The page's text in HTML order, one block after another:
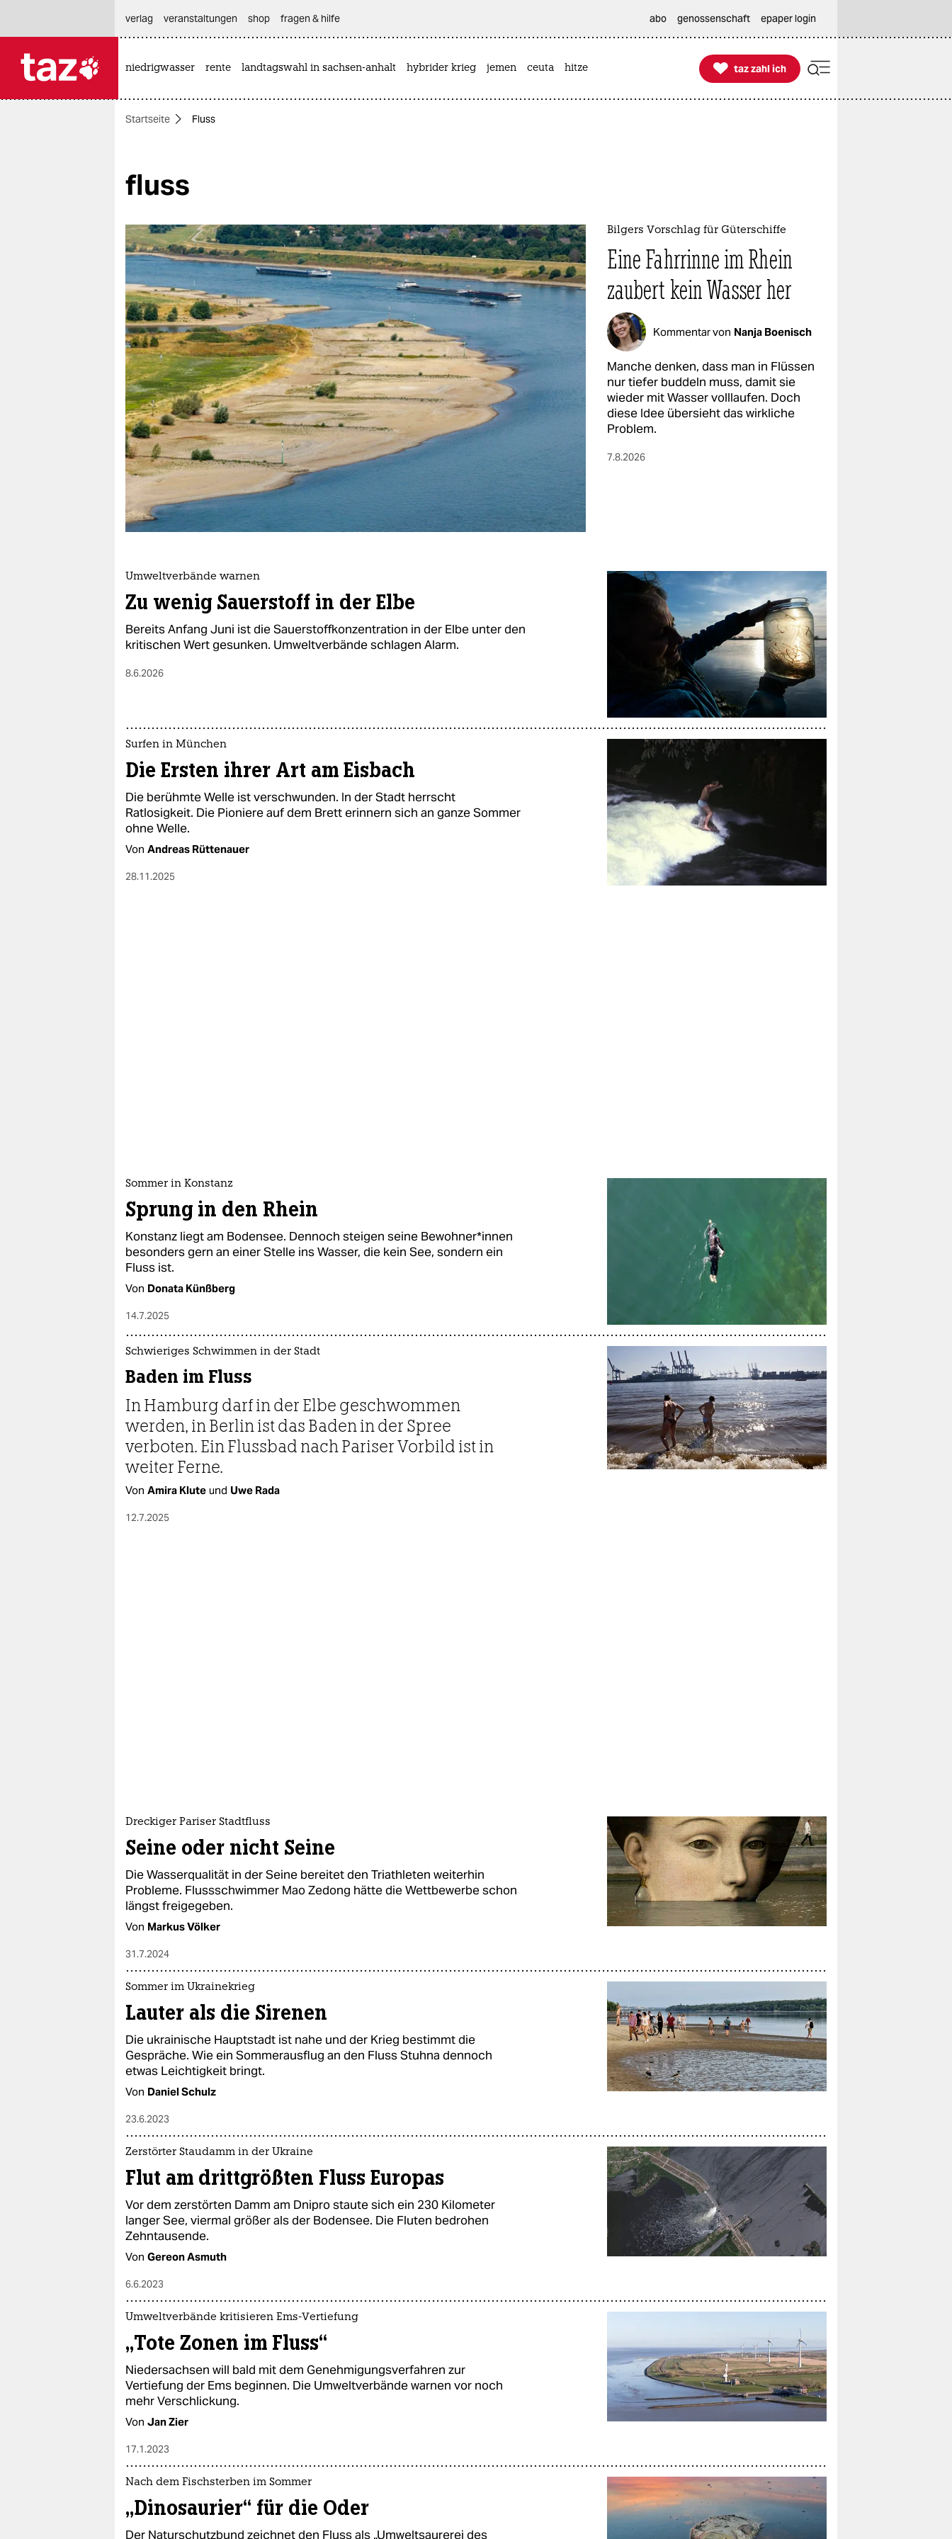
themen
öko
gesellschaft
kultur
sport
berlin
nord
wahrheit
verlag
verlag
veranstaltungen
shop
fragen & hilfe
abo
genossenschaft
epaper login
verlag
veranstaltungen shop fragen & hilfe abo genossenschaft epaper login
niedrigwasser rente landtagswahl in sachsen-anhalt hybrider krieg jemen ceuta hitze 
taz zahl ich
taz zahl ich
Startseite Fluss
fluss
Bilgers Vorschlag für Güterschiffe
Eine Fahrrinne im Rhein
zaubert kein Wasser her
Kommentar von Nanja Boenisch
Manche denken, dass man in Flüssen
nur tiefer buddeln muss, damit sie
wieder mit Wasser volllaufen. Doch
diese Idee übersieht das wirkliche
Problem.
7.8.2026
Umweltverbände warnen
Zu wenig Sauerstoff in der Elbe
Bereits Anfang Juni ist die Sauerstoffkonzentration in der Elbe unter den
kritischen Wert gesunken. Umweltverbände schlagen Alarm.
8.6.2026
Surfen in München
Die Ersten ihrer Art am Eisbach
Die berühmte Welle ist verschwunden. In der Stadt herrscht
Ratlosigkeit. Die Pioniere auf dem Brett erinnern sich an ganze Sommer
ohne Welle.
Von Andreas Rüttenauer
28.11.2025
Sommer in Konstanz
Sprung in den Rhein
Konstanz liegt am Bodensee. Dennoch steigen seine Bewohner*in­nen
besonders gern an einer Stelle ins Wasser, die kein See, sondern ein
Fluss ist.
Von Donata Künßberg
14.7.2025
Schwieriges Schwimmen in der Stadt
Baden im Fluss
In Hamburg darf in der Elbe geschwommen
werden, in Berlin ist das Baden in der Spree
verboten. Ein Flussbad nach Pariser Vorbild ist in
weiter Ferne.
Von Amira Klute und Uwe Rada
12.7.2025
Dreckiger Pariser Stadtfluss
Seine oder nicht Seine
Die Wasserqualität in der Seine bereitet den Triathleten weiterhin
Probleme. Flussschwimmer Mao Zedong hätte die Wettbewerbe schon
längst freigegeben.
Von Markus Völker
31.7.2024
Sommer im Ukrainekrieg
Lauter als die Sirenen
Die ukrainische Hauptstadt ist nahe und der Krieg bestimmt die
Gespräche. Wie ein Sommerausflug an den Fluss Stuhna dennoch
etwas Leichtigkeit bringt.
Von Daniel Schulz
23.6.2023
Zerstörter Staudamm in der Ukraine
Flut am drittgrößten Fluss Europas
Vor dem zerstörten Damm am Dnipro staute sich ein 230 Kilometer
langer See, viermal größer als der Bodensee. Die Fluten bedrohen
Zehntausende.
Von Gereon Asmuth
6.6.2023
Umweltverbände kritisieren Ems-Vertiefung
„Tote Zonen im Fluss“
Niedersachsen will bald mit dem Genehmigungsverfahren zur
Vertiefung der Ems beginnen. Die Umweltverbände warnen vor noch
mehr Verschlickung.
Von Jan Zier
17.1.2023
Nach dem Fischsterben im Sommer
„Dinosaurier“ für die Oder
Der Naturschutzbund zeichnet den Fluss als „Umweltsaurerei des